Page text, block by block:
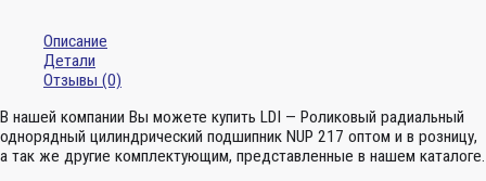
Описание
Детали
Отзывы (0)
В нашей компании Вы можете купить LDI — Роликовый радиальный
однорядный цилиндрический подшипник NUP 217 оптом и в розницу,
а так же другие комплектующим, представленные в нашем каталоге.